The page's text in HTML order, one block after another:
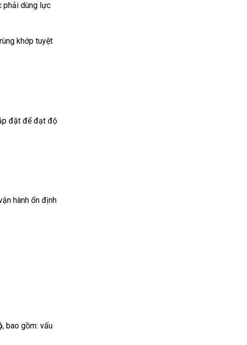
phải dùng lực
khớp tuyệt
đặt để đạt độ
hành ổn định
, bao gồm: vấu